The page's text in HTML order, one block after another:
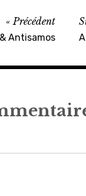
Précédent
Antisamos